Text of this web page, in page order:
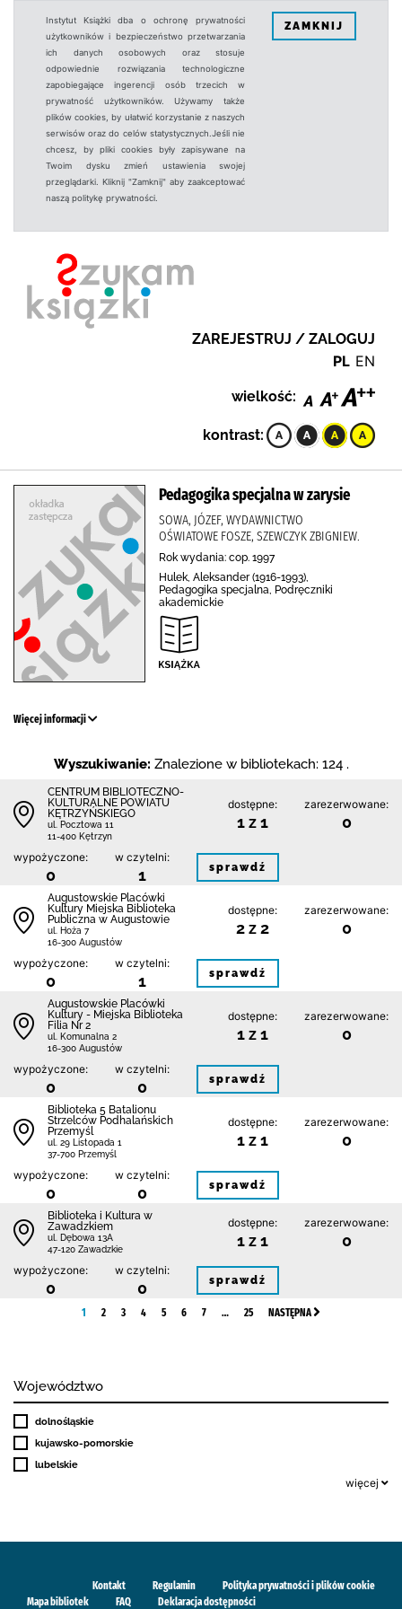
Instytut Książki dba o ochronę prywatności
użytkowników i bezpieczeństwo przetwarzania
ich danych osobowych oraz stosuje
odpowiednie rozwiązania technologiczne
zapobiegające ingerencji osób trzecich w
prywatność użytkowników. Używamy także
plików cookies, by ułatwić korzystanie z naszych
serwisów oraz do celów statystycznych.Jeśli nie
chcesz, by pliki cookies były zapisywane na
Twoim dysku zmień ustawienia swojej
przeglądarki. Kliknij "Zamknij" aby zaakceptować
naszą politykę prywatności.
ZAMKNIJ
ZAREJESTRUJ / ZALOGUJ
PL EN
wielkość:
kontrast:
Pedagogika specjalna w zarysie
SOWA, JÓZEF, WYDAWNICTWO
OŚWIATOWE FOSZE, SZEWCZYK ZBIGNIEW.
Rok wydania: cop. 1997
Hulek, Aleksander (1916-1993),
Pedagogika specjalna, Podręczniki
akademickie
Więcej informacji
Wyszukiwanie: Znalezione w bibliotekach: 124 .
CENTRUM BIBLIOTECZNO-
KULTURALNE POWIATU
KĘTRZYŃSKIEGO
ul. Pocztowa 11
11-400 Kętrzyn
dostępne:
1 z 1
zarezerwowane:
0
wypożyczone:
0
w czytelni:
1 sprawdź
Augustowskie Placówki
Kultury Miejska Biblioteka
Publiczna w Augustowie
ul. Hoża 7
16-300 Augustów
dostępne:
2 z 2
zarezerwowane:
0
wypożyczone:
0
w czytelni:
1 sprawdź
Augustowskie Placówki
Kultury - Miejska Biblioteka
Filia Nr 2
ul. Komunalna 2
16-300 Augustów
dostępne:
1 z 1
zarezerwowane:
0
wypożyczone:
0
w czytelni:
0 sprawdź
Biblioteka 5 Batalionu
Strzelców Podhalańskich
Przemyśl
ul. 29 Listopada 1
37-700 Przemyśl
dostępne:
1 z 1
zarezerwowane:
0
wypożyczone:
0
w czytelni:
0 sprawdź
Biblioteka i Kultura w
Zawadzkiem
ul. Dębowa 13A
47-120 Zawadzkie
dostępne:
1 z 1
zarezerwowane:
0
wypożyczone:
0
w czytelni:
0 sprawdź
1 2 3 4 5 6 7 … 25 NASTĘPNA
Województwo
dolnośląskie
kujawsko-pomorskie
lubelskie
więcej
Kontakt Regulamin
Polityka prywatności i plików cookie
Mapa bibliotek
FAQ Deklaracja dostępności